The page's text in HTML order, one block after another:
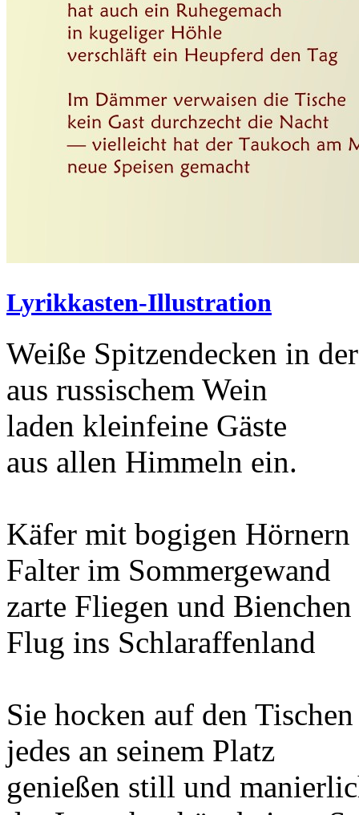
Lyrikkasten-Illustration
Weiße Spitzendecken in
aus russischem Wein
laden kleinfeine Gäste
aus allen Himmeln ein.
Käfer mit bogigen Hörnern
Falter im Sommergewand
zarte Fliegen und
Flug ins Schlaraffenland
Sie hocken auf den Tischen
jedes an seinem Platz
genießen still und